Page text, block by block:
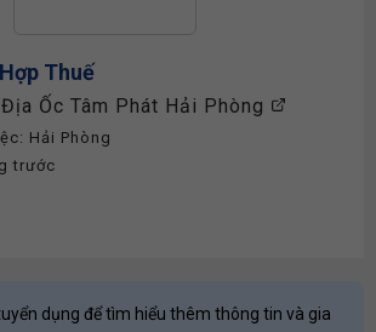
Thuế
Ốc Tâm Phát Hải Phòng
Hải Phòng
trước
dụng để tìm hiểu thêm thông tin và gia